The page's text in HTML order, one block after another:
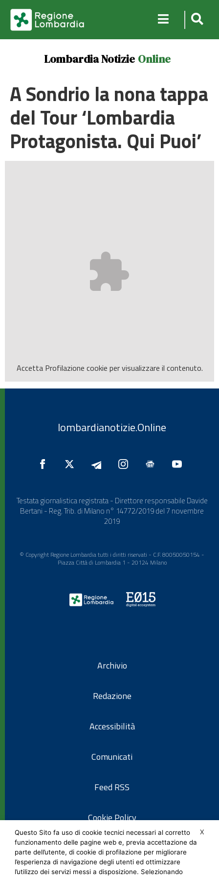
Lombardia Notizie Online
A Sondrio la nona tappa
del Tour ‘Lombardia
Protagonista. Qui Puoi’
Accetta Profilazione cookie per visualizzare il contenuto.
lombardianotizie.Online
Testata giornalistica registrata - Direttore responsabile Davide
Bertani - Reg. Trib. di Milano n° 14772/2019 del 7 novembre
2019
© Copyright Regione Lombardia tutti i diritti riservati - C.F. 80050050154 -
Piazza Città di Lombardia 1 - 20124 Milano
Archivio
Redazione
Accessibilità
Comunicati
Feed RSS
Cookie Policy
Informativa privacy
X
Questo Sito fa uso di cookie tecnici necessari al corretto
funzionamento delle pagine web e, previa accettazione da
parte dell’utente, di cookie di profilazione per migliorare
l’esperienza di navigazione degli utenti ed ottimizzare
l’utilizzo dei servizi messi a disposizione. Selezionando